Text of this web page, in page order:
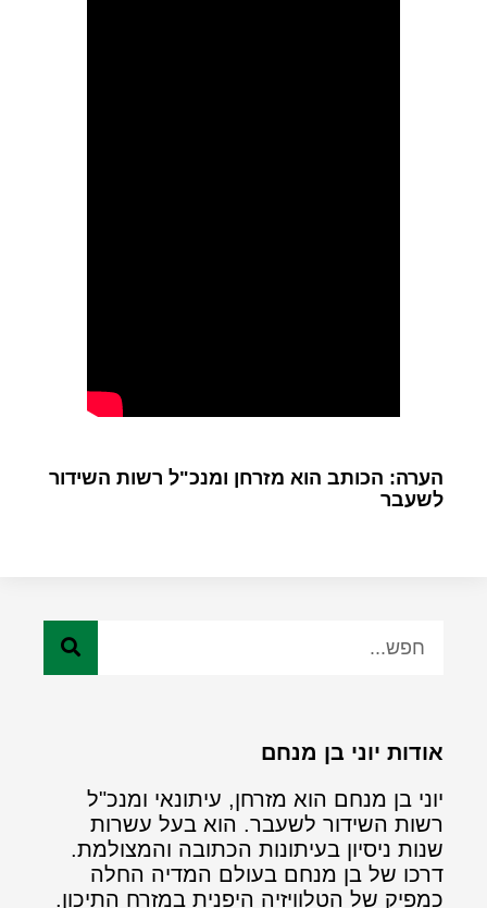
הערה: הכותב הוא מזרחן ומנכ"ל רשות השידור
לשעבר
אודות יוני בן מנחם
יוני בן מנחם הוא מזרחן, עיתונאי ומנכ"ל
רשות השידור לשעבר. הוא בעל עשרות
שנות ניסיון בעיתונות הכתובה והמצולמת.
דרכו של בן מנחם בעולם המדיה החלה
כמפיק של הטלוויזיה היפנית במזרח התיכון.